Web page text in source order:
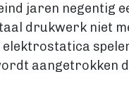
jaren negentig
drukwerk niet
aangetrokken